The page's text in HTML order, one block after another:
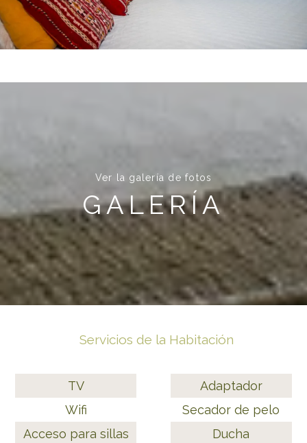
Ver la galería de fotos
GALERÍA
Servicios de la Habitación
TV
Wifi
Acceso para sillas
Adaptador
Secador de pelo
Ducha